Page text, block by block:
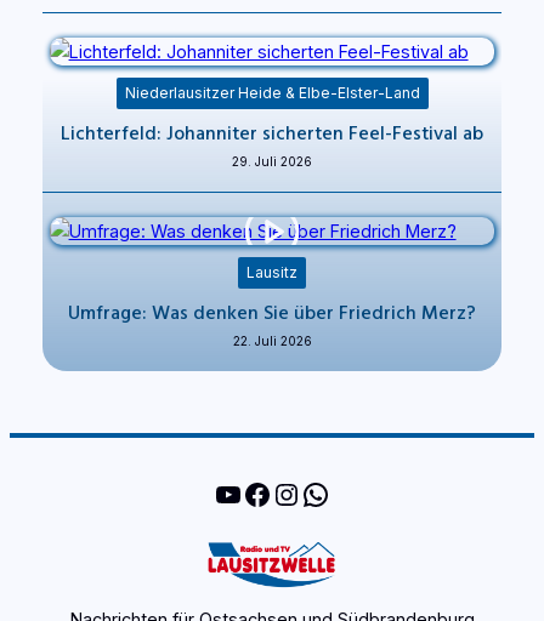
Niederlausitzer Heide & Elbe-Elster-Land
Lichterfeld: Johanniter sicherten Feel-Festival ab
29. Juli 2026
Lausitz
Umfrage: Was denken Sie über Friedrich Merz?
22. Juli 2026
YouTube
Facebook
Instagram
WhatsApp